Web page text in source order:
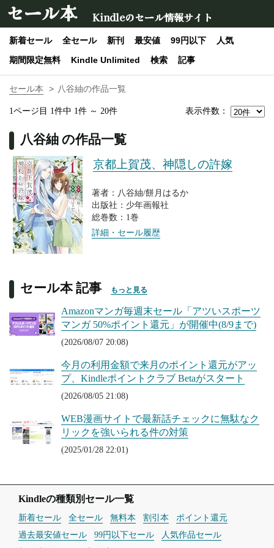
セール本 Kindleのセール情報サイト
新着セール 全セール 新刊 最安値 99円以下
人気
期間限定無料
Kindle Unlimited 検索 記事
セール本 八谷紬の作品一覧
1ページ目 1件中 1件 ～ 20件 表示件数：
八谷紬 の作品一覧
京都上賀茂、神隠しの許嫁
著者：八谷紬/餅月はるか
出版社：少年画報社
総巻数：1巻
詳細・セール履歴
セール本 記事 もっと見る
Amazonマンガ毎週末セール「アツいスポーツ
マンガ 50%ポイント還元」が開催中(8/9まで)
(2026/08/07 20:08)
今月の利用金額で来月のポイント還元がアッ
プ、Kindleポイントクラブ Betaがスタート
(2026/08/05 21:08)
WEB漫画サイトで最新話チェックに無駄なク
リックを強いられる件の対策
(2025/01/28 22:01)
Kindleの種類別セール一覧
新着セール 全セール 無料本 割引本
ポイント還元
過去最安値セール
99円以下セール
人気作品セール